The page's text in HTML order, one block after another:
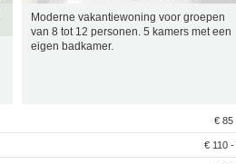
Moderne vakantiewoning voor groepen
van 8 tot 12 personen. 5 kamers met een
eigen badkamer.
€ 85
€ 110